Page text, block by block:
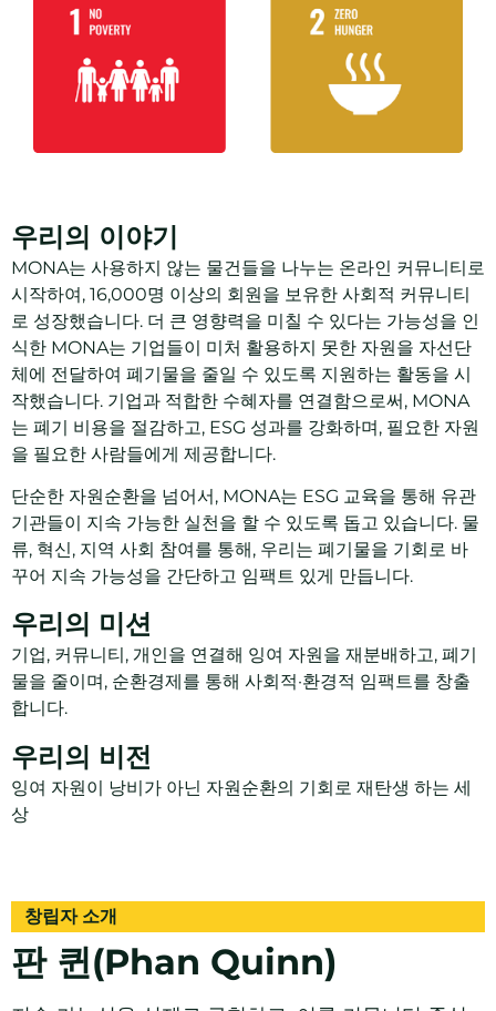
우리의 이야기
MONA는 사용하지 않는 물건들을 나누는 온라인 커뮤니티로
시작하여, 16,000명 이상의 회원을 보유한 사회적 커뮤니티
로 성장했습니다. 더 큰 영향력을 미칠 수 있다는 가능성을 인
식한 MONA는 기업들이 미처 활용하지 못한 자원을 자선단
체에 전달하여 폐기물을 줄일 수 있도록 지원하는 활동을 시
작했습니다. 기업과 적합한 수혜자를 연결함으로써, MONA
는 폐기 비용을 절감하고, ESG 성과를 강화하며, 필요한 자원
을 필요한 사람들에게 제공합니다.
단순한 자원순환을 넘어서, MONA는 ESG 교육을 통해 유관
기관들이 지속 가능한 실천을 할 수 있도록 돕고 있습니다. 물
류, 혁신, 지역 사회 참여를 통해, 우리는 폐기물을 기회로 바
꾸어 지속 가능성을 간단하고 임팩트 있게 만듭니다.
우리의 미션
기업, 커뮤니티, 개인을 연결해 잉여 자원을 재분배하고, 폐기
물을 줄이며, 순환경제를 통해 사회적·환경적 임팩트를 창출
합니다.
우리의 비전
잉여 자원이 낭비가 아닌 자원순환의 기회로 재탄생 하는 세
상
창립자 소개
판 퀸(Phan Quinn)